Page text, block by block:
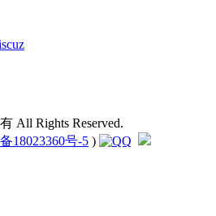
All Rights Reserved.
18023360号-5 )